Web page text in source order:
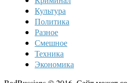
Культура
Политика
Разное
Смешное
Техника
Экономика